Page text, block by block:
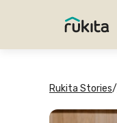
Rukita Stories/